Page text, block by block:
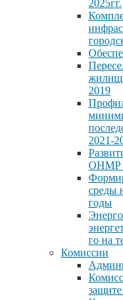
2025гг.
2019
2021-
ОНМР
среды
годы
го на
Комиссии